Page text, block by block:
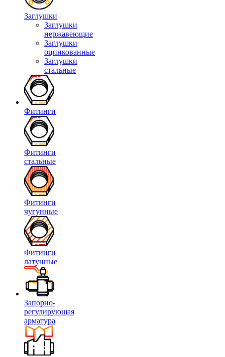
Заглушки
Заглушки
нержавеющие
Заглушки
оцинкованные
Заглушки
стальные
Фитинги
Фитинги
стальные
Фитинги
чугунные
Фитинги
латунные
Запорно-
регулирующая
арматура